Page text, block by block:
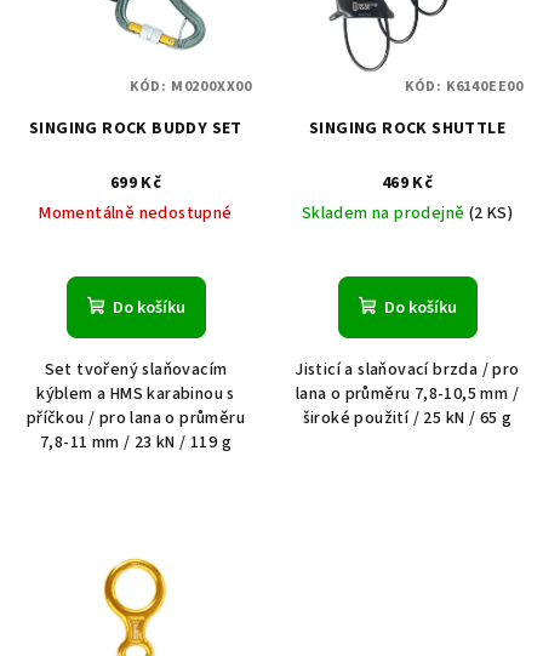
SINGING ROCK BUDDY SET
699 Kč
Momentálně nedostupné
Do košíku
Set tvořený slaňovacím
kýblem a HMS karabinou s
příčkou / pro lana o průměru
7,8-11 mm / 23 kN / 119 g
KÓD: M0200XX00
SINGING ROCK SHUTTLE
469 Kč
Skladem na prodejně (2 KS)
Do košíku
Jisticí a slaňovací brzda / pro
lana o průměru 7,8-10,5 mm /
široké použití / 25 kN / 65 g
KÓD: K6140EE00